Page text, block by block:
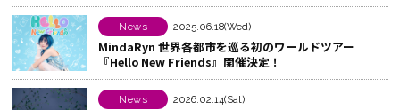
News 2025.06.18(Wed)
MindaRyn 世界各都市を巡る初のワールドツアー
『Hello New Friends』開催決定！
News 2026.02.14(Sat)